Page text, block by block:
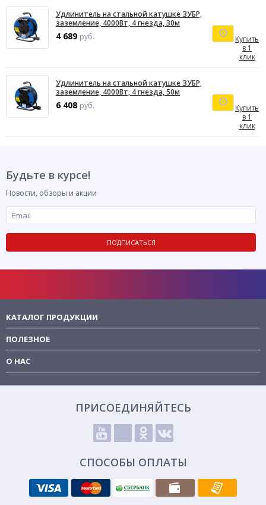
Удлинитель на стальной катушке ЗУБР,
заземление, 4000Вт, 4 гнезда, 30м
4 689 руб.
Купить
в 1
клик
Удлинитель на стальной катушке ЗУБР,
заземление, 4000Вт, 4 гнезда, 50м
6 408 руб.
Купить
в 1
клик
Будьте в курсе!
Новости, обзоры и акции
ПОДПИСАТЬСЯ
КАТАЛОГ ПРОДУКЦИИ
ПОЛЕЗНОЕ
О НАС
ПРИСОЕДИНЯЙТЕСЬ
СПОСОБЫ ОПЛАТЫ